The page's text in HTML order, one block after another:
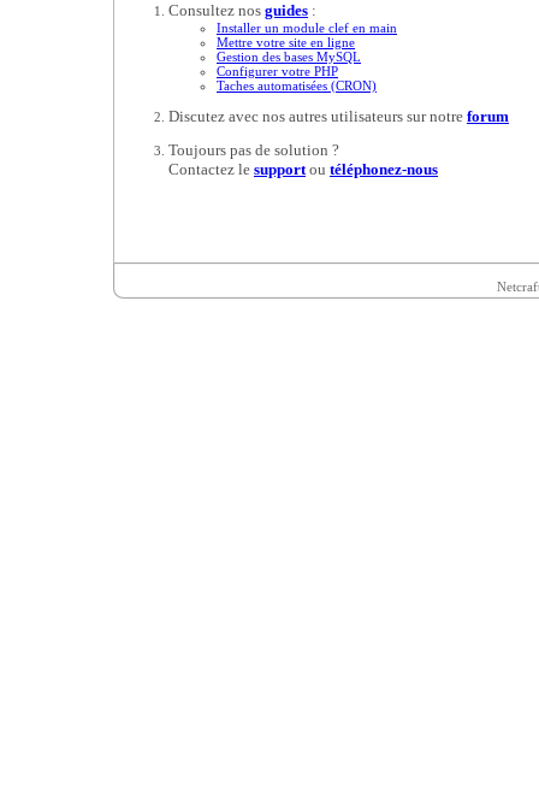
Consultez nos guides :
Installer un module clef en main
Mettre votre site en ligne
Gestion des bases MySQL
Configurer votre PHP
Taches automatisées (CRON)
Discutez avec nos autres utilisateurs sur notre forum
Toujours pas de solution ?
Contactez le supportou téléphonez-nous